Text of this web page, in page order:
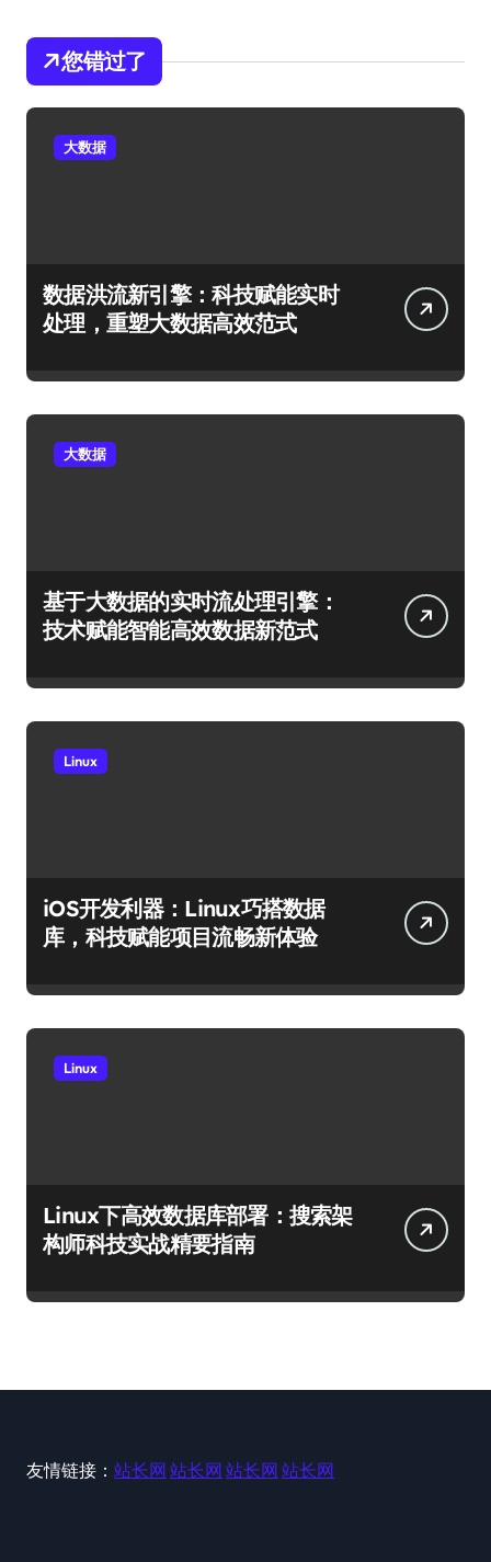
您错过了
大数据
数据洪流新引擎：科技赋能实时
处理，重塑大数据高效范式
大数据
基于大数据的实时流处理引擎：
技术赋能智能高效数据新范式
Linux
iOS开发利器：Linux巧搭数据
库，科技赋能项目流畅新体验
Linux
Linux下高效数据库部署：搜索架
构师科技实战精要指南
友情链接： 站长网 站长网 站长网 站长网